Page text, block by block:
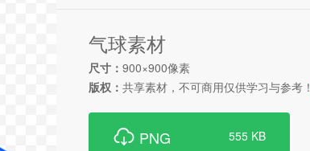
气球素材
尺寸： 900×900像素
版权： 共享素材，不可商用仅供学习与参考！
555 KB
 PNG